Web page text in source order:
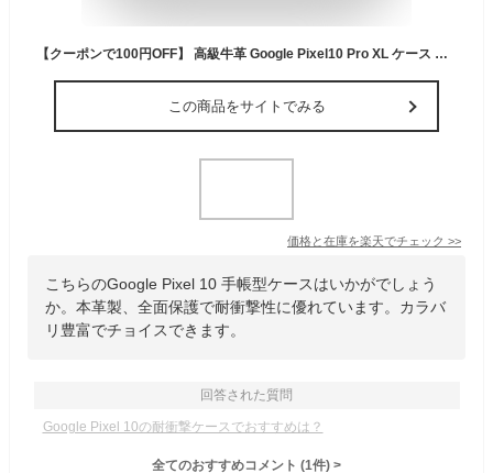
【クーポンで100円OFF】 高級牛革 Google Pixel10 Pro XL ケース 手帳型 本革 グーグル ピクセル10 プロ カバー 革 手帳 Pixel9a 8a 7a 6a 手帳型ケース カード収納 9Pro XL 8Pro 7Pro スマホケース 手帳型カバー Pixel6 Pixel 4 3 携帯ケース 耐衝撃 スタンド マグネット
この商品をサイトでみる
価格と在庫を楽天でチェック >>
こちらのGoogle Pixel 10 手帳型ケースはいかがでしょう
か。本革製、全面保護で耐衝撃性に優れています。カラバ
リ豊富でチョイスできます。
回答された質問
Google Pixel 10の耐衝撃ケースでおすすめは？
全てのおすすめコメント (1件) >